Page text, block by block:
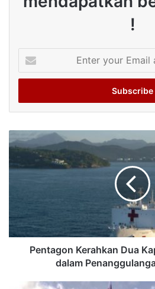
!
your
Email
Pentagon Kerahkan Dua
dalam